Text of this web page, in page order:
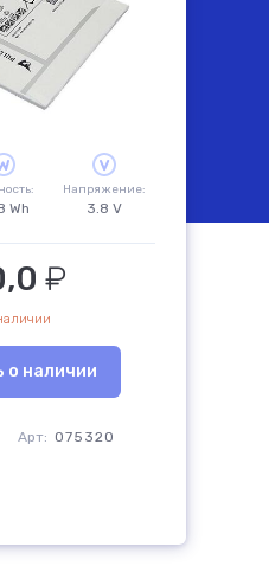
Wh
Напряжение:
3.8 V
₽
о наличии
Арт: 075320